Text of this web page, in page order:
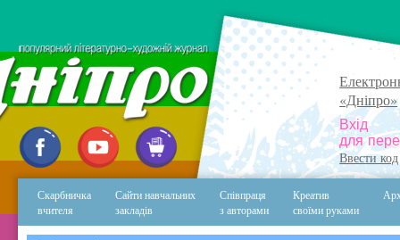
«Дніпро»
Вхід
для
Ввести
Скарбничка
вчителя
Сайти навчальних
закладів
Співпраця
з авторами
Креатив
своїми руками